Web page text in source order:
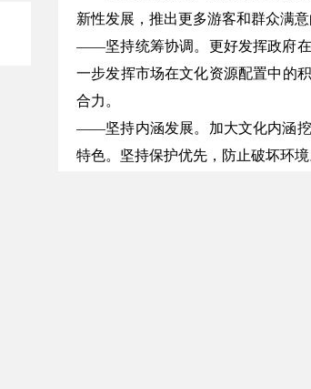
新性发展，推出更多游客和群众满
——坚持统筹协调。更好发挥政府在
一步发挥市场在文化资源配置中的
合力。
——坚持内涵发展。加大文化内涵挖
特色。坚持保护优先，防止破坏环境